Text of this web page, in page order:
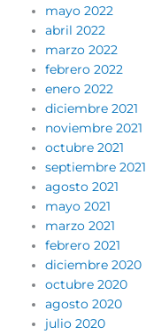
mayo 2022
abril 2022
marzo 2022
febrero 2022
enero 2022
diciembre 2021
noviembre 2021
octubre 2021
septiembre 2021
agosto 2021
mayo 2021
marzo 2021
febrero 2021
diciembre 2020
octubre 2020
agosto 2020
julio 2020